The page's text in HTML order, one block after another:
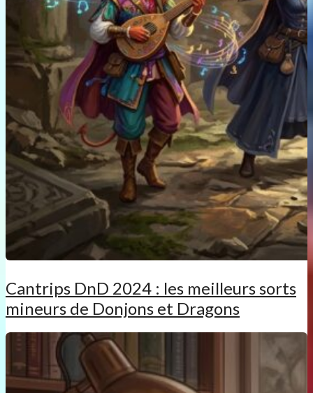
Cantrips DnD 2024 : les meilleurs sorts
mineurs de Donjons et Dragons